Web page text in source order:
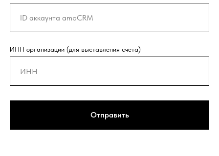
ИНН организации (для выставления счета)
Отправить